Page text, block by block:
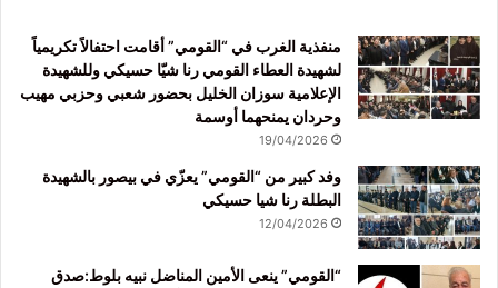
منفذية الغرب في “القومي” أقامت احتفالاً تكريمياً
لشهيدة العطاء القومي رنا شيّا حسيكي وللشهيدة
الإعلامية سوزان الخليل بحضور شعبي وحزبي مهيب
وحردان يمنحهما أوسمة
19/04/2026
وفد كبير من “القومي” يعزّي في بيصور بالشهيدة
البطلة رنا شيا حسيكي
12/04/2026
“القومي” ينعى الأمين المناضل نبيه بلوط:صدق